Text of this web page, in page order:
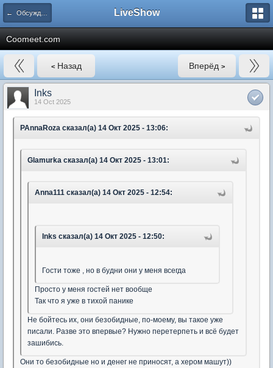
← Обсуждение вебкам-сайтов LiveShow
Coomeet.com
<Назад Вперёд >
Inks
14 Oct 2025
PAnnaRoza сказал(а) 14 Окт 2025 - 13:06:
Glamurka сказал(а) 14 Окт 2025 - 13:01:
Anna111 сказал(а) 14 Окт 2025 - 12:54:
Inks сказал(а) 14 Окт 2025 - 12:50:
Гости тоже , но в будни они у меня всегда
Просто у меня гостей нет вообще
Так что я уже в тихой панике
Не бойтесь их, они безобидные, по-моему, вы такое уже
писали. Разве это впервые? Нужно перетерпеть и всё будет
зашибись.
Они то безобидные но и денег не приносят, а хером машут))